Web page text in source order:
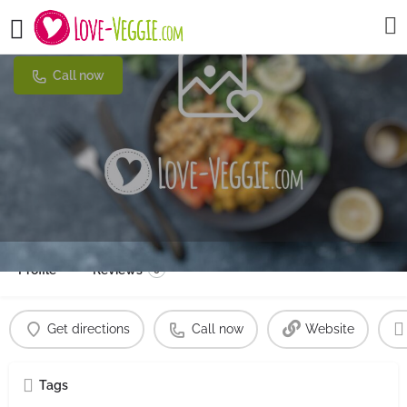
Kiez Vegan
Call now
Profile Reviews 0
Get directions Call now Website
Tags